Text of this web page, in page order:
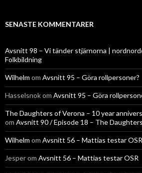
SENASTE KOMMENTARER
Avsnitt 98 – Vi tänder stjärnorna |
Folkbildning
Wilhelm om Avsnitt 95 – Göra rollpersoner?
Hasselsnokom Avsnitt 95 – Göra
The Daughters of Verona – 10 year
om Avsnitt 90 / Episode 18 – The
Wilhelm om Avsnitt 56 – Mattias testar OSR
Jesperom Avsnitt 56 – Mattias testar OSR